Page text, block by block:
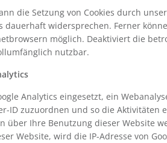
die Setzung von Cookies durch
dauerhaft widersprechen. Ferner
möglich. Deaktiviert die
nutzbar.
Analytics eingesetzt, ein
ID zuzuordnen und so die Aktivitäten
über Ihre Benutzung dieser Website
Website, wird die IP-Adresse von